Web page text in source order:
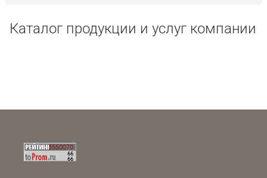
Каталог продукции и услуг компании